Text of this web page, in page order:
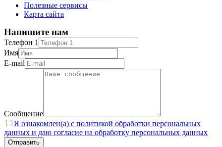
Полезные сервисы
Карта сайта
Напишите нам
Телефон 1
Имя
E-mail
Сообщение
Я ознакомлен(а) с политикой обработки персональных
данных и даю согласие на обработку персональных данных